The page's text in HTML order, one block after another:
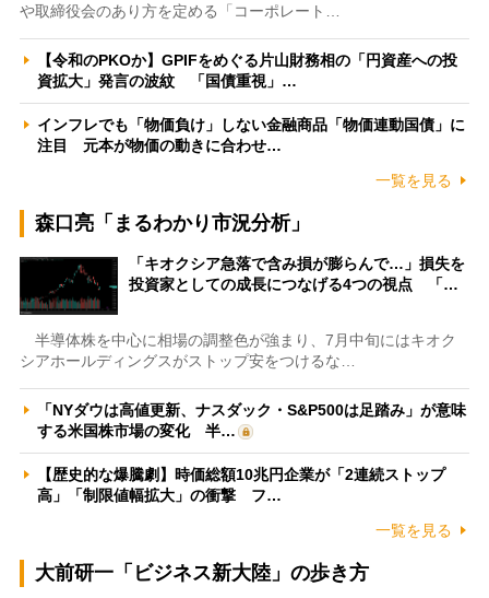
や取締役会のあり方を定める「コーポレート…
【令和のPKOか】GPIFをめぐる片山財務相の「円資産への投
資拡大」発言の波紋 「国債重視」…
インフレでも「物価負け」しない金融商品「物価連動国債」に
注目 元本が物価の動きに合わせ…
一覧を見る
森口亮「まるわかり市況分析」
「キオクシア急落で含み損が膨らんで…」損失を
投資家としての成長につなげる4つの視点 「…
半導体株を中心に相場の調整色が強まり、7月中旬にはキオク
シアホールディングスがストップ安をつけるな…
「NYダウは高値更新、ナスダック・S&P500は足踏み」が意味
する米国株市場の変化 半…
【歴史的な爆騰劇】時価総額10兆円企業が「2連続ストップ
高」「制限値幅拡大」の衝撃 フ…
一覧を見る
大前研一「ビジネス新大陸」の歩き方